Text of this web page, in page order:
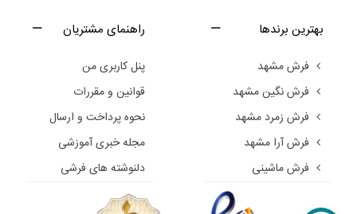
بهترین برندها
فرش مشهد
فرش نگین مشهد
فرش زمرد مشهد
فرش آرا مشهد
فرش ماشینی
راهنمای مشتریان
پنل کاربری من
قوانین و مقررات
نحوه پرداخت و ارسال
مجله خبری آموزشی
دلنوشته های فرشی